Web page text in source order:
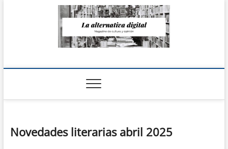
La Alternativa
Novedades literarias abril 2025